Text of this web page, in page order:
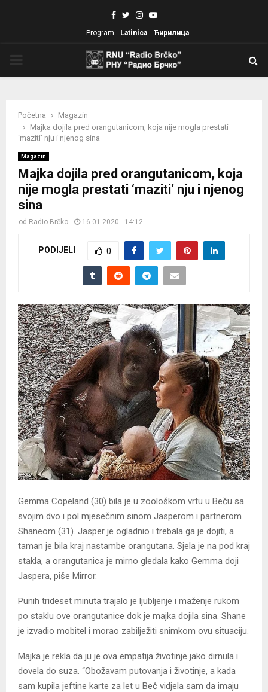
Facebook
TwitterInstagram
Youtube
Program Latinica Ћирилица
Početna
Magazin
Majka dojila pred orangutanicom, koja nije mogla prestati
‘maziti’ nju i njenog sina
Magazin
Majka dojila pred orangutanicom, koja
nije mogla prestati ‘maziti’ nju i njenog
sina
od Radio Brčko 16.01.2020 - 14:12
PODIJELI 0
Gemma Copeland (30) bila je u zoološkom vrtu u Beču sa
svojim dvo i pol mjesečnim sinom Jasperom i partnerom
Shaneom (31). Jasper je ogladnio i trebala ga je dojiti, a
taman je bila kraj nastambe orangutana. Sjela je na pod kraj
stakla, a orangutanica je mirno gledala kako Gemma doji
Jaspera, piše Mirror.
Punih trideset minuta trajalo je ljubljenje i maženje rukom
po staklu ove orangutanice dok je majka dojila sina. Shane
je izvadio mobitel i morao zabilježiti snimkom ovu situaciju.
Majka je rekla da ju je ova empatija životinje jako dirnula i
dovela do suza. “Obožavam putovanja i životinje, a kada
sam kupila jeftine karte za let u Beč vidjela sam da imaju